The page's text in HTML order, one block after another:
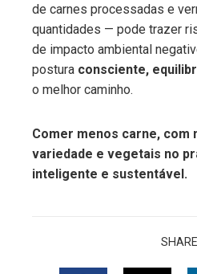
de carnes processadas e
quantidades — pode trazer
de impacto ambiental
postura consciente,
o melhor caminho.
Comer menos carne, com
variedade e vegetais no
inteligente e sustentável.
SHARE